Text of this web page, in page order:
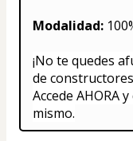
Modalidad:
¡No te quedes
de
Accede AHORA
mismo.